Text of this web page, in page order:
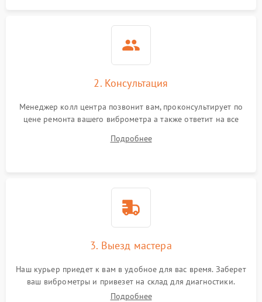
2. Консультация
Менеджер колл центра позвонит вам, проконсультирует по
цене ремонта вашего виброметра а также ответит на все
Подробнее
3. Выезд мастера
Наш курьер приедет к вам в удобное для вас время. Заберет
ваш виброметры и привезет на склад для диагностики.
Подробнее